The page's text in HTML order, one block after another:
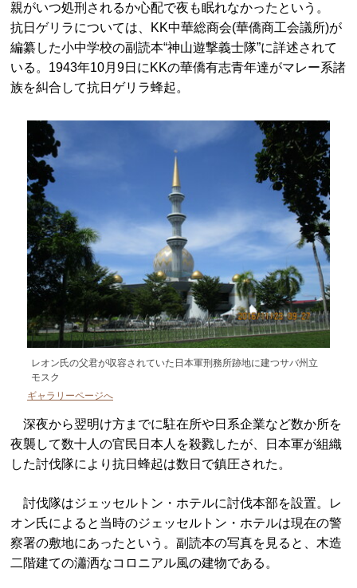
親がいつ処刑されるか心配で夜も眠れなかったという。
抗日ゲリラについては、KK中華総商会(華僑商工会議所)が
編纂した小中学校の副読本“神山遊撃義士隊”に詳述されて
いる。1943年10月9日にKKの華僑有志青年達がマレー系諸
族を糾合して抗日ゲリラ蜂起。
レオン氏の父君が収容されていた日本軍刑務所跡地に建つサバ州立
モスク
ギャラリーページへ
深夜から翌明け方までに駐在所や日系企業など数か所を
夜襲して数十人の官民日本人を殺戮したが、日本軍が組織
した討伐隊により抗日蜂起は数日で鎮圧された。
討伐隊はジェッセルトン・ホテルに討伐本部を設置。レ
オン氏によると当時のジェッセルトン・ホテルは現在の警
察署の敷地にあったという。副読本の写真を見ると、木造
二階建ての瀟洒なコロニアル風の建物である。